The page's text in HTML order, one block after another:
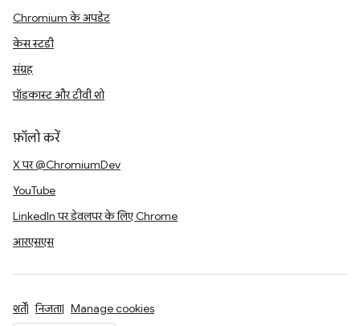
Chromium के अपडेट
केस स्टडी
संग्रह
पॉडकास्ट और टीवी शो
फ़ॉलो करें
X पर @ChromiumDev
YouTube
LinkedIn पर डेवलपर के लिए Chrome
आरएसएस
शर्तें निजता Manage cookies